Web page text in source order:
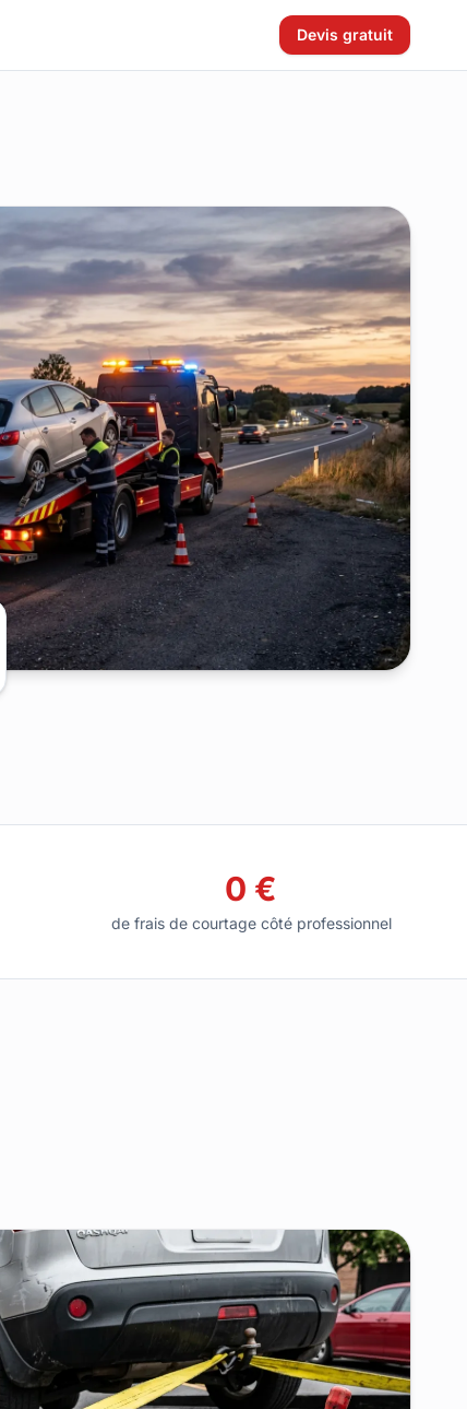
Devis gratuit
0 €
de frais de courtage côté professionnel